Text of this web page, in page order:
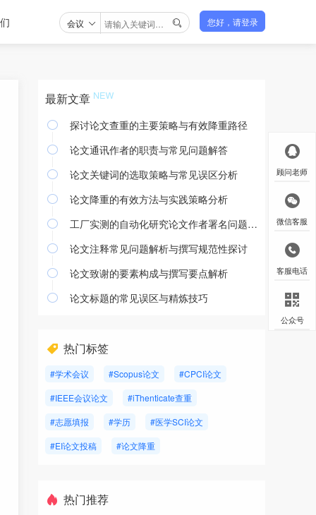
会议  您好，请登录
最新文章
 探讨论文查重的主要策略与有效降重路径
 论文通讯作者的职责与常见问题解答
 论文关键词的选取策略与常见误区分析
 论文降重的有效方法与实践策略分析
 工厂实测的自动化研究论文作者署名问题探讨
 论文注释常见问题解析与撰写规范性探讨
 论文致谢的要素构成与撰写要点解析
 论文标题的常见误区与精炼技巧
热门标签
#学术会议 #Scopus论文
#CPCI论文
#IEEE会议论文
#iThenticate查重
#志愿填报
#学历
#医学SCI论文
#EI论文投稿
#论文降重
热门推荐
顾问老师
微信客服
客服电话
公众号